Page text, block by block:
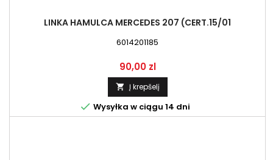
LINKA HAMULCA MERCEDES 207 (CERT.15/01
6014201185
Kaina
90,00 zl
 Į krepšelį
 Wysyłka w ciągu 14 dni